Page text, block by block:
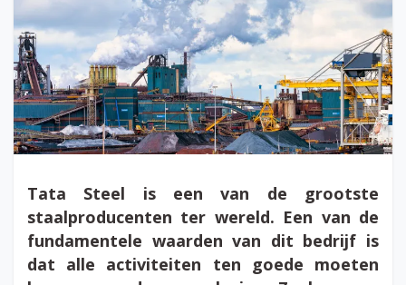
Tata Steel is een van de grootste
staalproducenten ter wereld. Een van de
fundamentele waarden van dit bedrijf is
dat alle activiteiten ten goede moeten